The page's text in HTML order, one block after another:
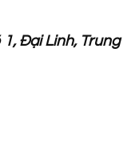
Đại Linh, Trung
Nội .